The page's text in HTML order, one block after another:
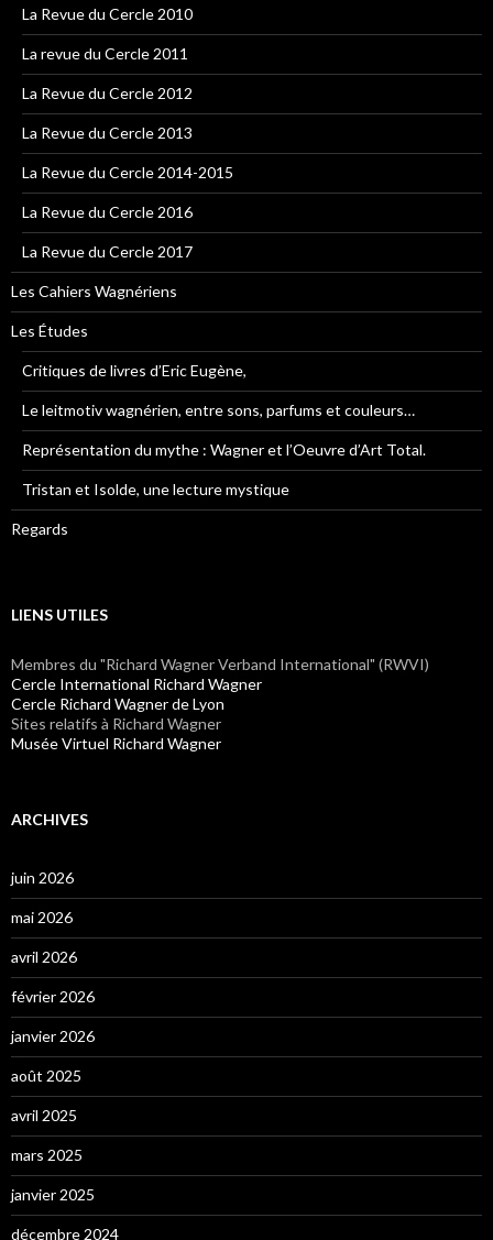
La Revue du Cercle 2010
La revue du Cercle 2011
La Revue du Cercle 2012
La Revue du Cercle 2013
La Revue du Cercle 2014-2015
La Revue du Cercle 2016
La Revue du Cercle 2017
Les Cahiers Wagnériens
Les Études
Critiques de livres d’Eric Eugène,
Le leitmotiv wagnérien, entre sons, parfums et couleurs…
Représentation du mythe : Wagner et l’Oeuvre d’Art Total.
Tristan et Isolde, une lecture mystique
Regards
LIENS UTILES
Membres du "Richard Wagner Verband International" (RWVI)
Cercle International Richard Wagner
Cercle Richard Wagner de Lyon
Sites relatifs à Richard Wagner
Musée Virtuel Richard Wagner
ARCHIVES
juin 2026
mai 2026
avril 2026
février 2026
janvier 2026
août 2025
avril 2025
mars 2025
janvier 2025
décembre 2024